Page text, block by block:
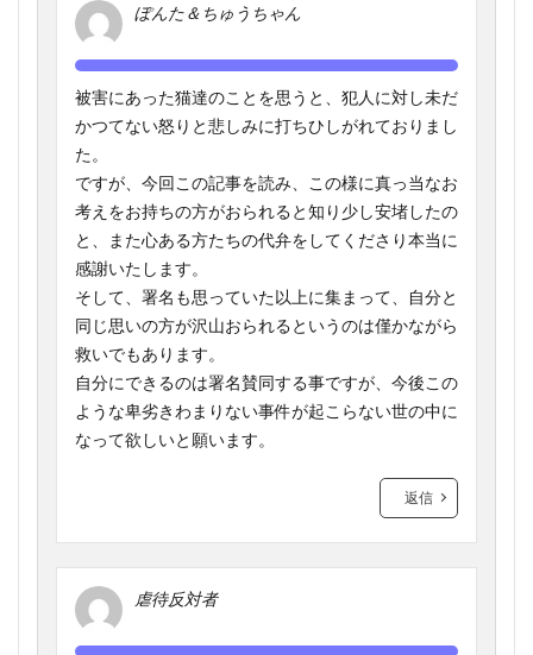
ぽんた＆ちゅうちゃん
被害にあった猫達のことを思うと、犯人に対し未だ
かつてない怒りと悲しみに打ちひしがれておりまし
た。
ですが、今回この記事を読み、この様に真っ当なお
考えをお持ちの方がおられると知り少し安堵したの
と、また心ある方たちの代弁をしてくださり本当に
感謝いたします。
そして、署名も思っていた以上に集まって、自分と
同じ思いの方が沢山おられるというのは僅かながら
救いでもあります。
自分にできるのは署名賛同する事ですが、今後この
ような卑劣きわまりない事件が起こらない世の中に
なって欲しいと願います。
返信
虐待反対者